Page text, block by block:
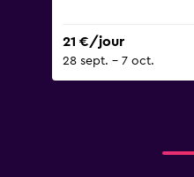
21 €/jour
28 sept. - 7 oct.